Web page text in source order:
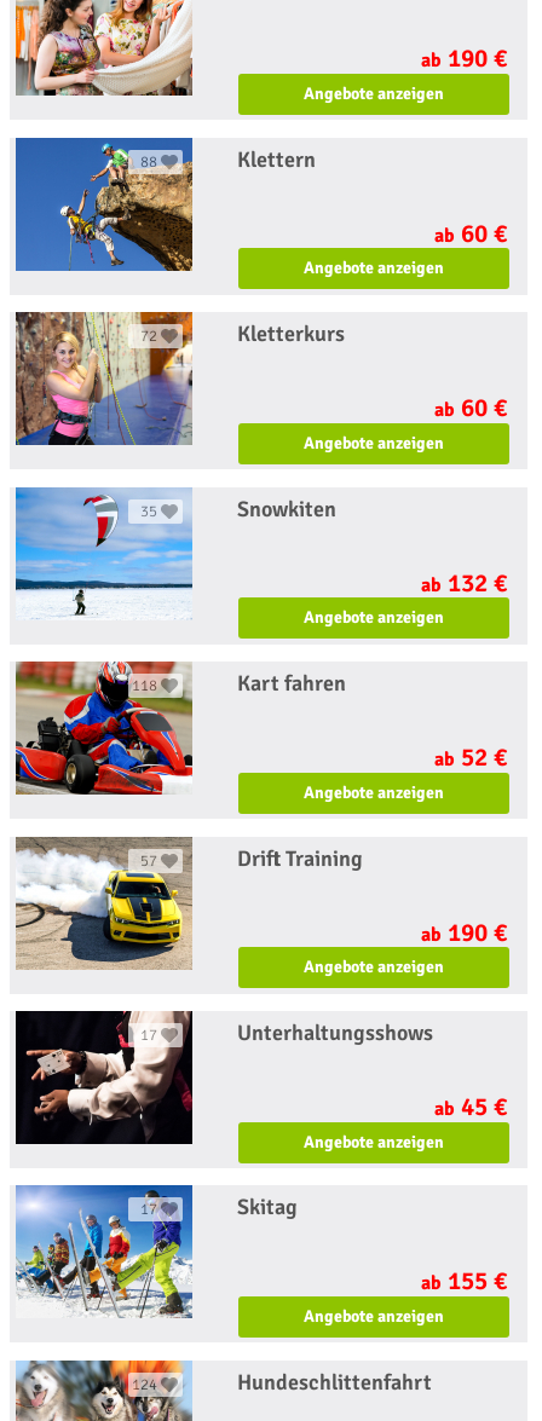
ab 190 €
Angebote anzeigen
88 Klettern
ab 60 €
Angebote anzeigen
72 Kletterkurs
ab 60 €
Angebote anzeigen
35 Snowkiten
ab 132 €
Angebote anzeigen
118 Kart fahren
ab 52 €
Angebote anzeigen
57 Drift Training
ab 190 €
Angebote anzeigen
17 Unterhaltungsshows
ab 45 €
Angebote anzeigen
17 Skitag
ab 155 €
Angebote anzeigen
124 Hundeschlittenfahrt